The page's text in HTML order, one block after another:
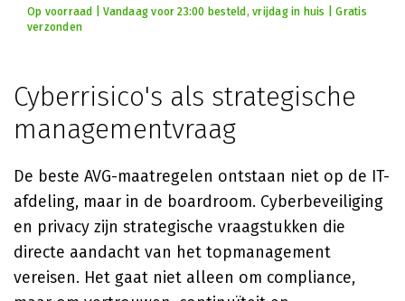
Op voorraad | Vandaag voor 23:00 besteld, vrijdag in huis | Gratis
verzonden
Cyberrisico's als strategische
managementvraag
De beste AVG-maatregelen ontstaan niet op de IT-
afdeling, maar in de boardroom. Cyberbeveiliging
en privacy zijn strategische vraagstukken die
directe aandacht van het topmanagement
vereisen. Het gaat niet alleen om compliance,